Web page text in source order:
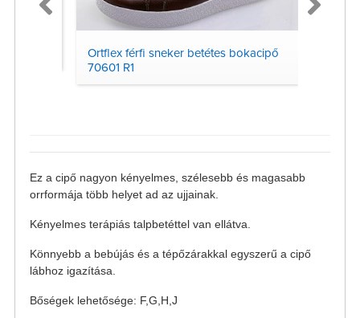
Ortflex férfi sneker betétes bokacipő
70601 R1
Ez a cipő nagyon kényelmes, szélesebb és magasabb
orrformája több helyet ad az ujjainak.
Kényelmes terápiás talpbetéttel van ellátva.
Könnyebb a bebújás és a tépőzárakkal egyszerű a cipő
lábhoz igazítása.
Bőségek lehetősége: F,G,H,J